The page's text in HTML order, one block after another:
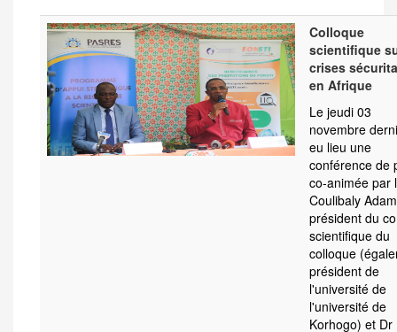
Colloque
scientifique
crises
en Afrique
Le jeudi 03
novembre
eu lieu une
conférence de
co-animée par
Coulibaly
président du
scientifique du
colloque
président de
l'université de
l'université de
Korhogo) et Dr